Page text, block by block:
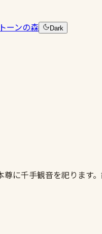
ーンの森
Dark
に千手観音を祀りま